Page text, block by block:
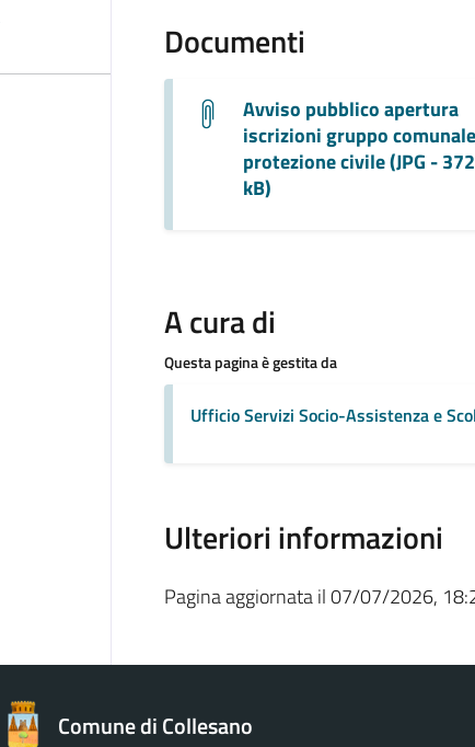
Documenti
Avviso pubblico apertura
iscrizioni gruppo comunale
protezione civile (JPG -
kB)
A cura di
Questa pagina è gestita da
Ufficio Servizi Socio-Assistenza e
Ulteriori informazioni
Pagina aggiornata il 07/07/2026,
Comune di Collesano